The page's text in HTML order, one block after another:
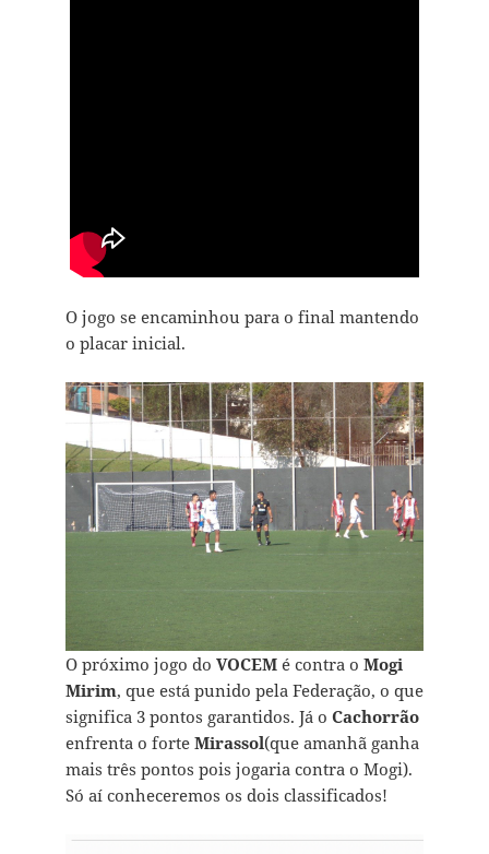
O jogo se encaminhou para o final mantendo
o placar inicial.
O próximo jogo do VOCEMé contra o Mogi
Mirim, que está punido pela Federação, o que
significa 3 pontos garantidos. Já o Cachorrão
enfrenta o forte Mirassol(que amanhã ganha
mais três pontos pois jogaria contra o Mogi).
Só aí conheceremos os dois classificados!